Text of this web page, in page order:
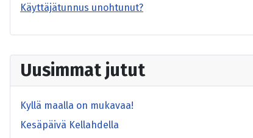
Uusimmat jutut
Kyllä maalla on mukavaa!
Kesäpäivä Kellahdella
Käyttäjätunnus unohtunut?